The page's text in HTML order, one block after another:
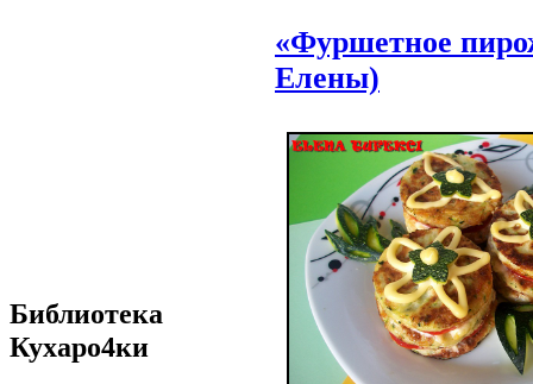
Библиотека
Кухаро4ки
«Фуршетное
Елены)